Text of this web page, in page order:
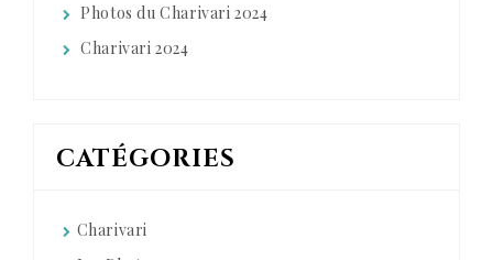
Photos du Charivari 2024
Charivari 2024
CATÉGORIES
Charivari